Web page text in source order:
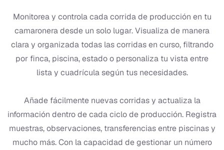
Monitorea y controla cada corrida de producción en tu
camaronera desde un solo lugar. Visualiza de manera
clara y organizada todas las corridas en curso, filtrando
por finca, piscina, estado o personaliza tu vista entre
lista y cuadrícula según tus necesidades.
Añade fácilmente nuevas corridas y actualiza la
información dentro de cada ciclo de producción. Registra
muestras, observaciones, transferencias entre piscinas y
mucho más. Con la capacidad de gestionar un número